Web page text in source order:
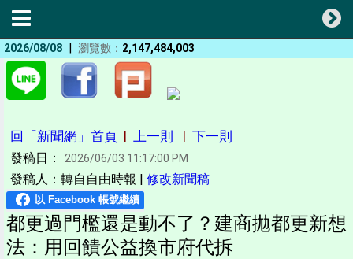
2026/08/08 | 瀏覽數： 2,147,484,003
回「新聞網」首頁 | 上一則 | 下一則
發稿日： 2026/06/03 11:17:00 PM
發稿人：轉自自由時報 | 修改新聞稿
都更過門檻還是動不了？建商拋都更新想
法：用回饋公益換市府代拆